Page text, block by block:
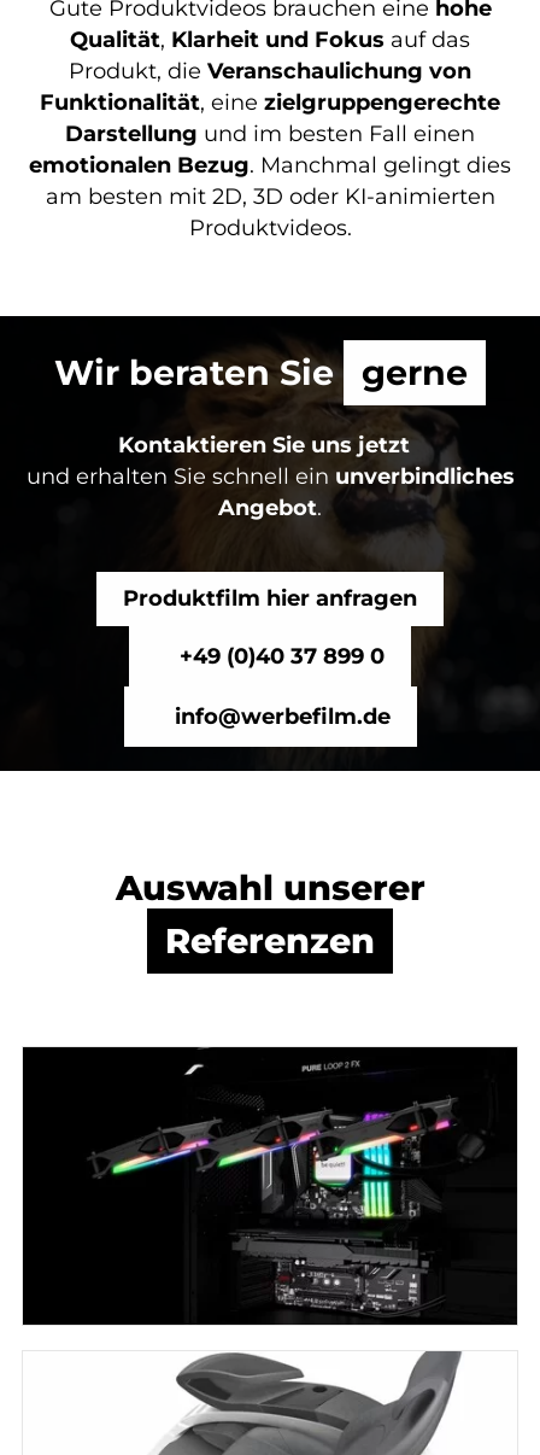
Gute Produktvideos brauchen eine hohe
Qualität, Klarheit und Fokus auf das
Produkt, die Veranschaulichung von
Funktionalität, eine zielgruppengerechte
Darstellung und im besten Fall einen
emotionalen Bezug. Manchmal gelingt dies
am besten mit 2D, 3D oder KI-animierten
Produktvideos.
Wir beraten Sie gerne
Kontaktieren Sie uns jetzt
und erhalten Sie schnell ein unverbindliches
Angebot.
Produktfilm hier anfragen
+49 (0)40 37 899 0
info@werbefilm.de
Auswahl unserer
Referenzen